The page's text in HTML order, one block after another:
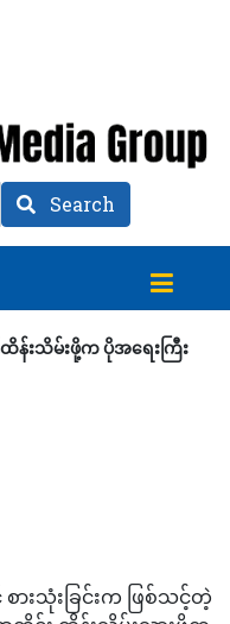
Search
န်းသိမ်းဖို့က ပိုအရေးကြီး
ားသုံးခြင်းက ဖြစ်သင့်တဲ့